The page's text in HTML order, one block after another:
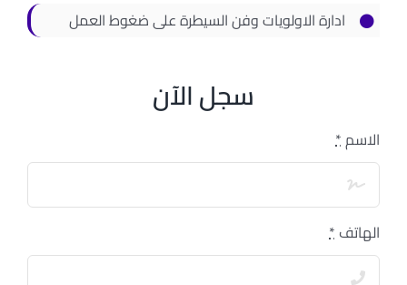
ادارة الاولويات وفن السيطرة على ضغوط العمل
سجل الآن
الاسم*
الهاتف *